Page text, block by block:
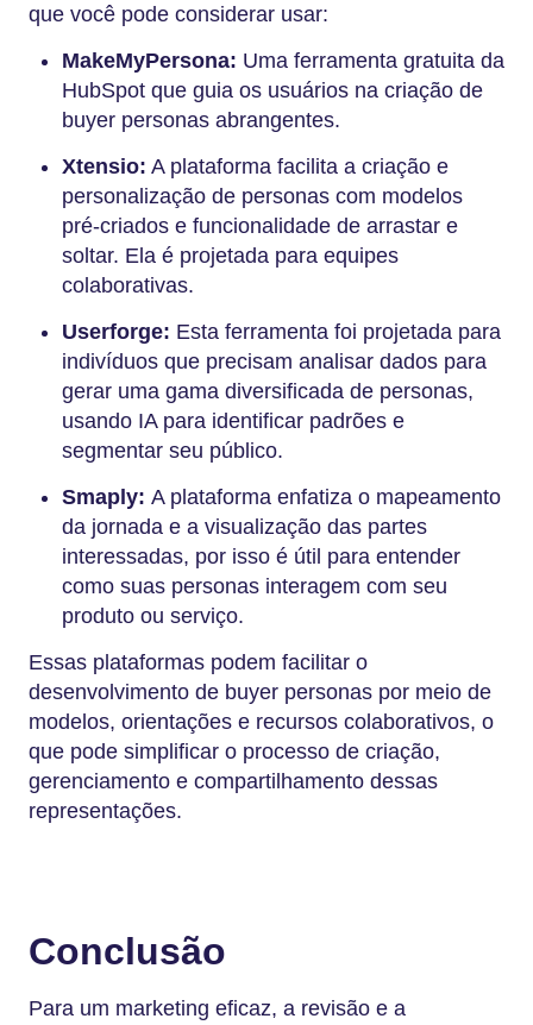
que você pode considerar usar:
MakeMyPersona: Uma ferramenta gratuita da
HubSpot que guia os usuários na criação de
buyer personas abrangentes.
Xtensio: A plataforma facilita a criação e
personalização de personas com modelos
pré-criados e funcionalidade de arrastar e
soltar. Ela é projetada para equipes
colaborativas.
Userforge: Esta ferramenta foi projetada para
indivíduos que precisam analisar dados para
gerar uma gama diversificada de personas,
usando IA para identificar padrões e
segmentar seu público.
Smaply: A plataforma enfatiza o mapeamento
da jornada e a visualização das partes
interessadas, por isso é útil para entender
como suas personas interagem com seu
produto ou serviço.
Essas plataformas podem facilitar o
desenvolvimento de buyer personas por meio de
modelos, orientações e recursos colaborativos, o
que pode simplificar o processo de criação,
gerenciamento e compartilhamento dessas
representações.
Conclusão
Para um marketing eficaz, a revisão e a